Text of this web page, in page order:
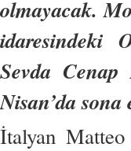
olmayacak.
idaresindeki
Sevda
Nisan’da sona
İtalyan